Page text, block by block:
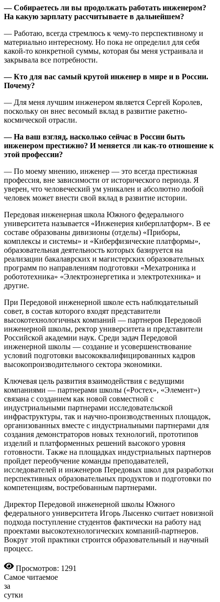
— Собираетесь ли вы продолжать работать инженером?
На какую зарплату рассчитываете в дальнейшем?
— Работаю, всегда стремлюсь к чему-то перспективному и
материально интересному. Но пока не определил для себя
какой-то конкретной суммы, которая бы меня устраивала и
закрывала все потребности.
— Кто для вас самый крутой инженер в мире и в России.
Почему?
— Для меня лучшим инженером является Сергей Королев,
поскольку он внес весомый вклад в развитие ракетно-
космической отрасли.
— На ваш взгляд, насколько сейчас в России быть
инженером престижно? И меняется ли как-то отношение к
этой профессии?
— По моему мнению, инженер — это всегда престижная
профессия, вне зависимости от исторического периода. Я
уверен, что человеческий ум уникален и абсолютно любой
человек может внести свой вклад в развитие истории.
Передовая инженерная школа Южного федерального
университета называется «Инженерия киберплатформ». В ее
составе образованы дивизионы (отделы) «Приборы,
комплексы и системы» и «Киберфизические платформы»,
образовательная деятельность которых базируется на
реализации бакалаврских и магистерских образовательных
программ по направлениям подготовки «Мехатроника и
робототехника» «Электроэнергетика и электротехника» и
другие.
При Передовой инженерной школе есть наблюдательный
совет, в состав которого входят представители
высокотехнологичных компаний — партнеров Передовой
инженерной школы, ректор университета и представители
Российской академии наук. Среди задач Передовой
инженерной школы — создание и усовершенствование
условий подготовки высококвалифицированных кадров
высокопроизводительного сектора экономики.
Ключевая цель развития взаимодействия с ведущими
компаниями — партнерами школы («Ростех», «Элемент»)
связана с созданием как новой совместной с
индустриальными партнерами исследовательской
инфраструктуры, так и научно-производственных площадок,
организованных вместе с индустриальными партнерами для
создания демонстраторов новых технологий, прототипов
изделий и платформенных решений высокого уровня
готовности. Также на площадках индустриальных партнеров
пройдет переобучение команды преподавателей,
исследователей и инженеров Передовых школ для разработки
перспективных образовательных продуктов и подготовки по
компетенциям, востребованным партнерами.
Директор Передовой инженерной школы Южного
федерального университета Игорь Лысенко считает новизной
подхода поступление студентов фактически на работу над
проектами высокотехнологических компаний-партнеров.
Вокруг этой практики строится образовательный и научный
процесс.
Просмотров: 1291
Самое читаемое
за
сутки